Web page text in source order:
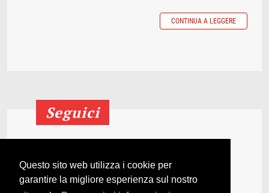
Questo sito web utilizza i cookie per
garantire la migliore esperienza sul nostro
CONTINUA A LEGGERE
Seguici